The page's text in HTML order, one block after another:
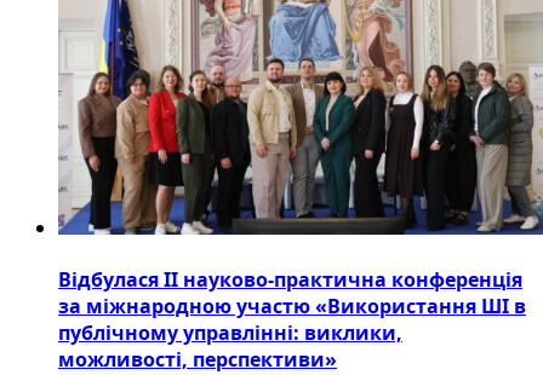
Відбулася ІІ науково-практична конференція
за міжнародною участю «Використання ШІ в
публічному управлінні: виклики,
можливості, перспективи»